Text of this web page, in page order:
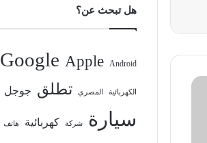
هل تبحث عن؟
Android
Apple
Google
الكهربائية المصري تطلق جوجل
سيارة شركة كهربائية هاتف